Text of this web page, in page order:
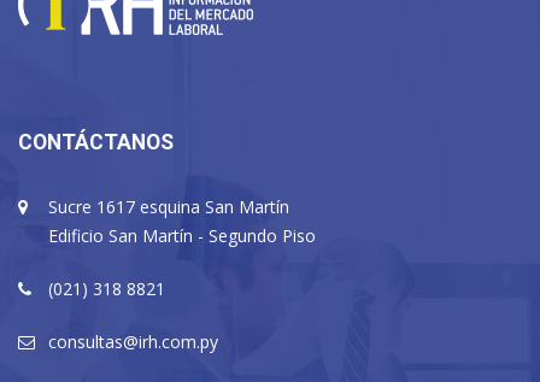
CONTÁCTANOS
Sucre 1617 esquina San Martín
Edificio San Martín - Segundo Piso
(021) 318 8821
consultas@irh.com.py